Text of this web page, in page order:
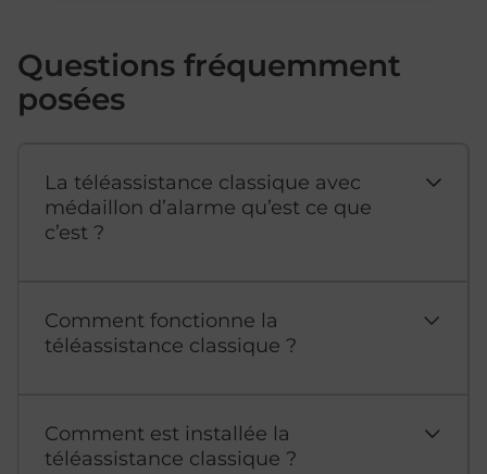
Questions fréquemment
posées
La téléassistance classique avec
médaillon d’alarme qu’est ce que
c’est ?
Comment fonctionne la
téléassistance classique ?
Comment est installée la
téléassistance classique ?